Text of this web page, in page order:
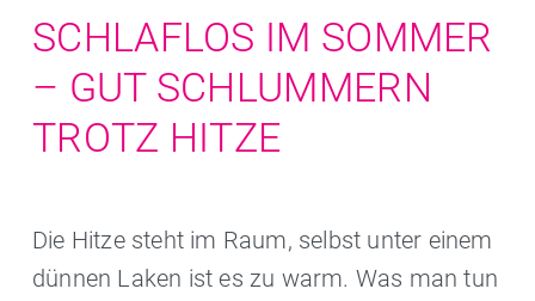
SCHLAFLOS IM SOMMER
– GUT SCHLUMMERN
TROTZ HITZE
Die Hitze steht im Raum, selbst unter einem
dünnen Laken ist es zu warm. Was man tun